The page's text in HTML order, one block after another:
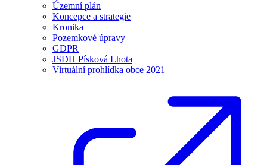
Územní plán
Koncepce a strategie
Kronika
Pozemkové úpravy
GDPR
JSDH Písková Lhota
Virtuální prohlídka obce 2021